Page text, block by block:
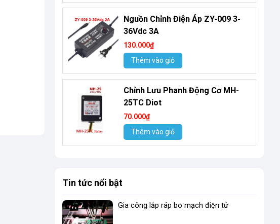
Nguồn Chỉnh Điện Áp ZY-009 3-
36Vdc 3A
130.000₫
Thêm vào giỏ
Chỉnh Lưu Phanh Động Cơ MH-
25TC Diot
70.000₫
Thêm vào giỏ
Tin tức nổi bật
Gia công lắp ráp bo mạch điện tử